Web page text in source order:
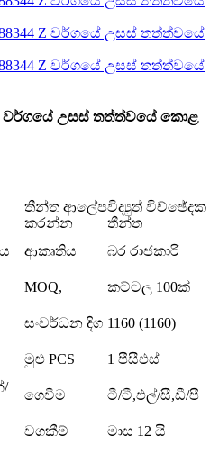
Z වර්ගයේ උසස් තත්ත්වයේ කොළ
තීන්ත ආලේප
කරන්න
විද්‍යුත් විච්ඡේදක
තීන්ත
ආකෘතිය බර රාජකාරි
MOQ,
කට්ටල 100ක්
සංවර්ධන දිග 1160 (1160)
මුළු PCS 1 පීසීඑස්
ගෙවීම
ටී/ටී,එල්/සී,ඩී/පී
වගකීම් මාස 12 යි